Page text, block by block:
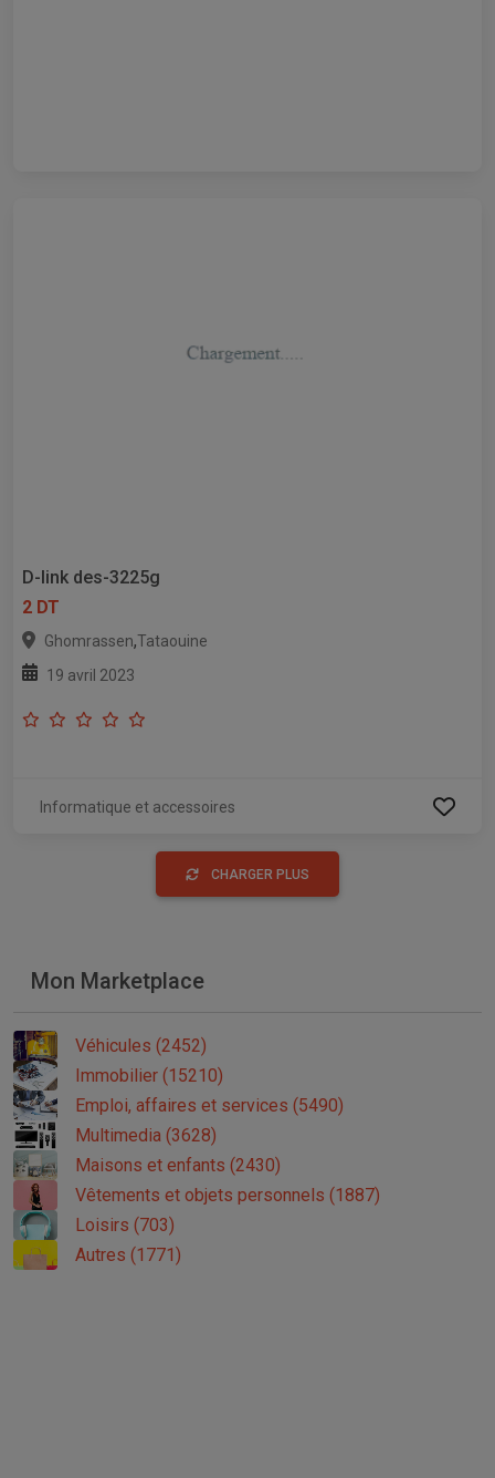
D-link des-3225g
2 DT
Ghomrassen,Tataouine
19 avril 2023
Informatique et accessoires
CHARGER PLUS
Mon Marketplace
Véhicules (2452)
Immobilier (15210)
Emploi, affaires et services (5490)
Multimedia (3628)
Maisons et enfants (2430)
Vêtements et objets personnels (1887)
Loisirs (703)
Autres (1771)